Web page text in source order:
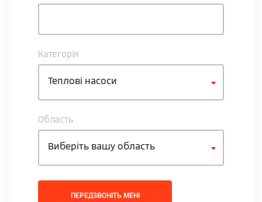
Категорія
Теплові насоси
Область
Виберіть вашу область
ПЕРЕДЗВОНІТЬ МЕНІ